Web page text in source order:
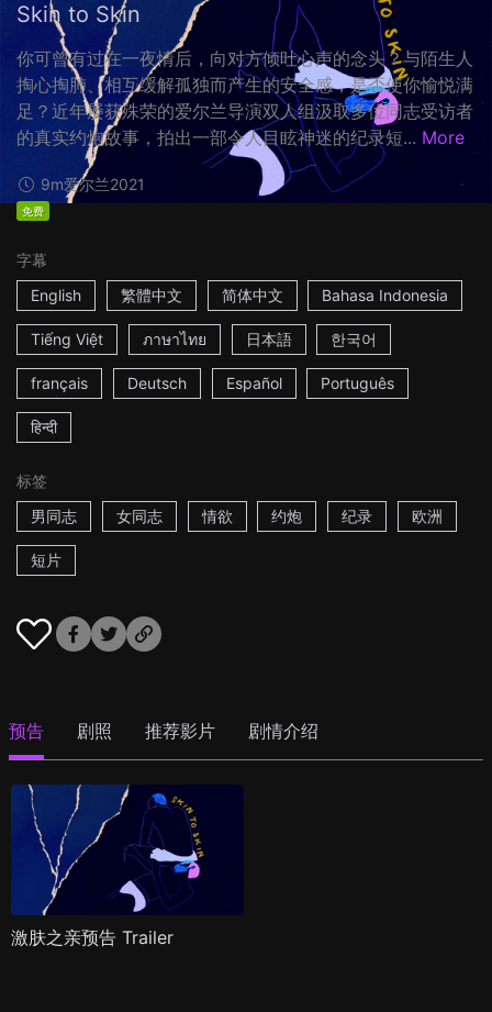
Skin to Skin
你可曾有过在一夜情后，向对方倾吐心声的念头？与陌生人
掏心掏肺、相互缓解孤独而产生的安全感，是否使你愉悦满
足？近年屡获殊荣的爱尔兰导演双人组汲取多位同志受访者
的真实约炮故事，拍出一部令人目眩神迷的纪录短... More
9m爱尔兰2021
免费
字幕
English
繁體中文 简体中文 Bahasa Indonesia
Tiếng Việt ภาษาไทย 日本語 한국어
français Deutsch Español Português
हिन्दी
标签
男同志
女同志 情欲 约炮 纪录 欧洲
短片
预告 剧照 推荐影片 剧情介绍
激肤之亲预告 Trailer